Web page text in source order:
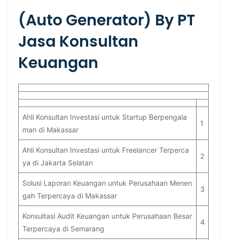
(Auto Generator) By PT
Jasa Konsultan
Keuangan
Ahli Konsultan Investasi untuk Startup Berpengala
man di Makassar
1
Ahli Konsultan Investasi untuk Freelancer Terperca
ya di Jakarta Selatan
2
Solusi Laporan Keuangan untuk Perusahaan Menen
gah Terpercaya di Makassar
3
Konsultasi Audit Keuangan untuk Perusahaan Besar
Terpercaya di Semarang
4